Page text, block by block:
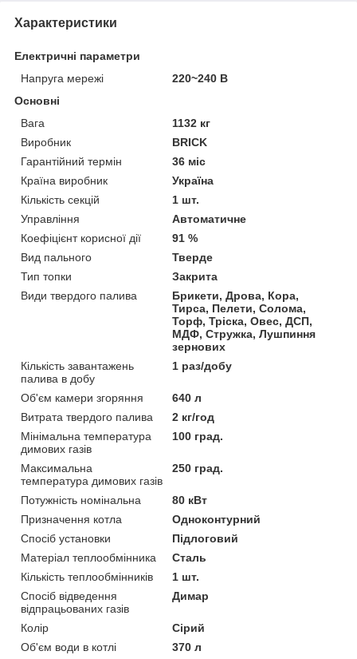
Характеристики
Електричні параметри
Напруга мережі
220~240 В
Основні
Вага
1132 кг
Виробник
BRICK
Гарантійний термін
36 міс
Країна виробник
Україна
Кількість секцій
1 шт.
Управління
Автоматичне
Коефіцієнт корисної дії
91 %
Вид пального
Тверде
Тип топки
Закрита
Види твердого палива
Брикети, Дрова, Кора,
Тирса, Пелети, Солома,
Торф, Тріска, Овес, ДСП,
МДФ, Стружка, Лушпиння
зернових
Кількість завантажень
палива в добу
1 раз/добу
Об'єм камери згоряння
640 л
Витрата твердого палива
2 кг/год
Мінімальна температура
димових газів
100 град.
Максимальна
температура димових газів
250 град.
Потужність номінальна
80 кВт
Призначення котла
Одноконтурний
Спосіб установки
Підлоговий
Матеріал теплообмінника
Сталь
Кількість теплообмінників
1 шт.
Спосіб відведення
відпрацьованих газів
Димар
Колір
Сірий
Об'єм води в котлі
370 л